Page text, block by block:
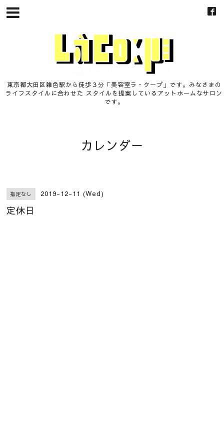
東京都大田区雑色駅から徒歩３分「美容室ラ・クープ」です。みなさまの
ライフスタイルに合わせた スタイルを提案しているアットホームなサロン
です。
カレンダー
指定なし 2019-12-11 (Wed)
定休日